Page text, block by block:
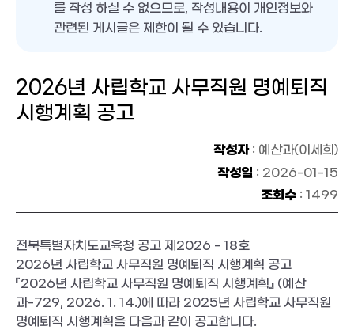
를 작성 하실 수 없으므로, 작성내용이 개인정보와
관련된 게시글은 제한이 될 수 있습니다.
2026년 사립학교 사무직원 명예퇴직
시행계획 공고
작성자: 예산과(이세희)
작성일 : 2026-01-15
조회수 : 1499
전북특별자치도교육청 공고 제2026 - 18호
2026년 사립학교 사무직원 명예퇴직 시행계획 공고
『2026년 사립학교 사무직원 명예퇴직 시행계획』 (예산
과-729, 2026. 1. 14.)에 따라 2025년 사립학교 사무직원
명예퇴직 시행계획을 다음과 같이 공고합니다.